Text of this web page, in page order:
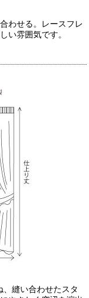
わせる。レースフレ
い雰囲気です。
縫い合わせたスタ